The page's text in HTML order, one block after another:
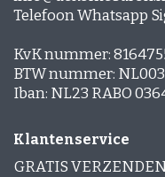
Telefoon Whatsapp
KvK nummer:
BTW nummer:
Iban: NL23 RABO
Klantenservice
GRATIS